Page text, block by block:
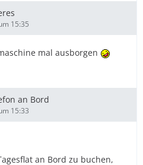
15:35
mal ausborgen
an Bord
15:33
an Bord zu buchen,